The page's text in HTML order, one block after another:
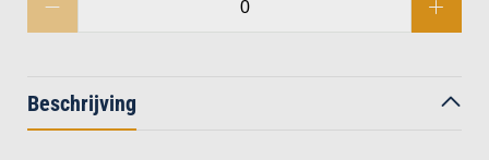
Beschrijving